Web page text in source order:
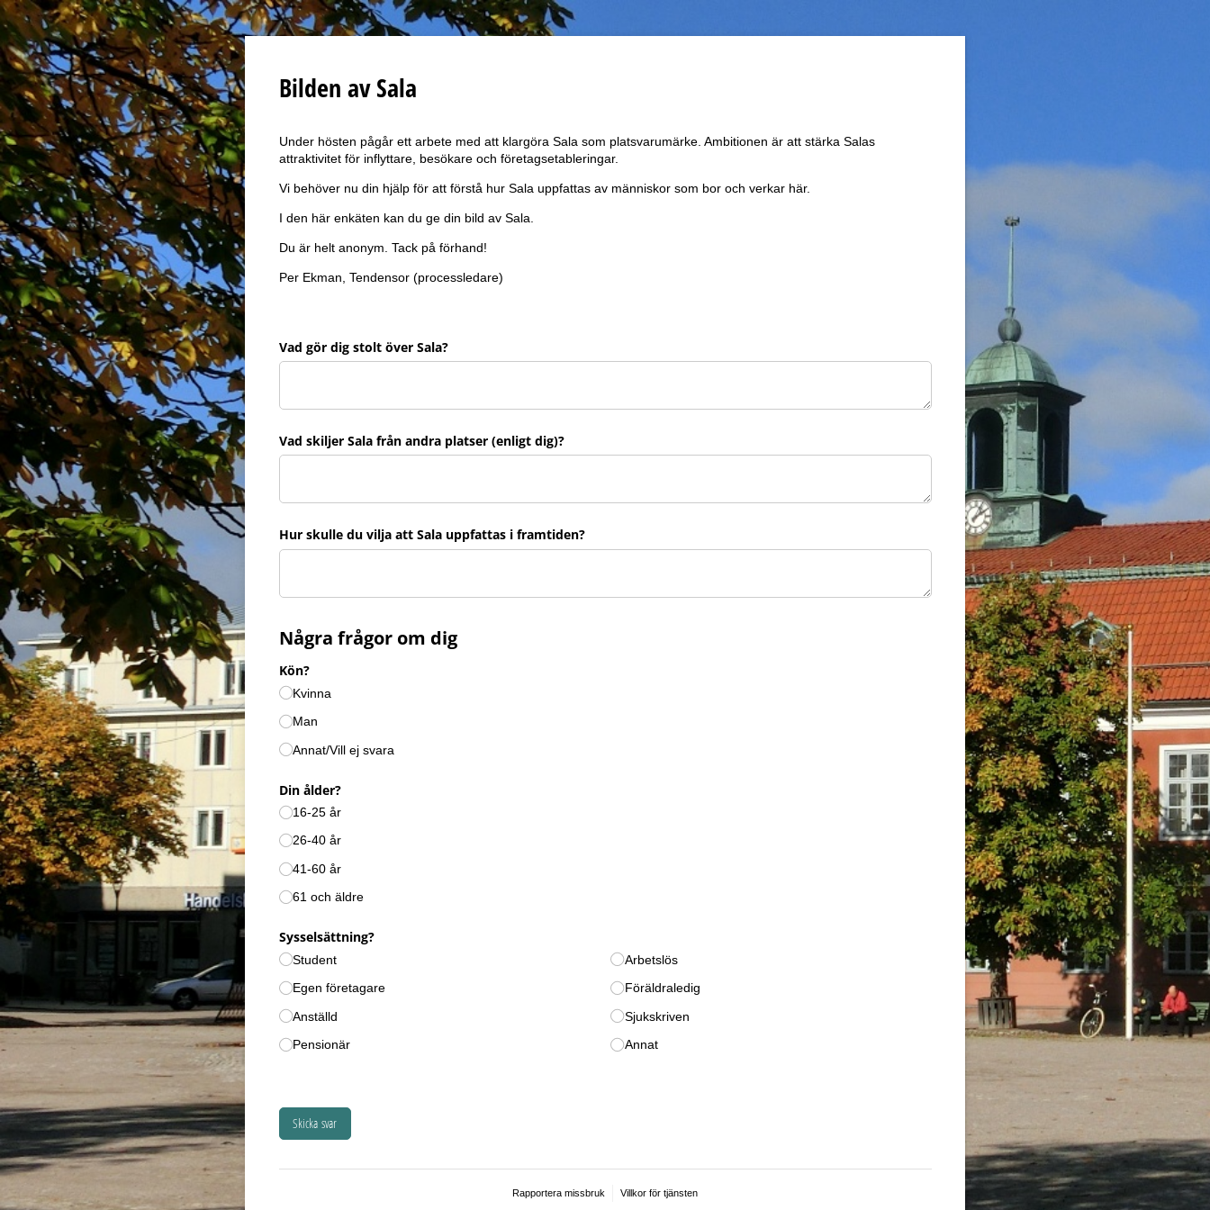
Bilden av Sala
Under hösten pågår ett arbete med att klargöra Sala som platsvarumärke. Ambitionen är att stärka Salas
attraktivitet för inflyttare, besökare och företagsetableringar.
Vi behöver nu din hjälp för att förstå hur Sala uppfattas av människor som bor och verkar här.
I den här enkäten kan du ge din bild av Sala.
Du är helt anonym. Tack på förhand!
Per Ekman, Tendensor (processledare)
Vad gör dig stolt över Sala?
Vad skiljer Sala från andra platser (enligt dig)?
Hur skulle du vilja att Sala uppfattas i framtiden?
Några frågor om dig
Kön?
Kvinna
Man
Annat/​Vill ej svara
Din ålder?
16-25 år
26-40 år
41-60 år
61 och äldre
Sysselsättning?
Student
Egen företagare
Anställd
Pensionär
Arbetslös
Föräldraledig
Sjukskriven
Annat
Skicka svar
Rapportera missbruk Villkor för tjänsten